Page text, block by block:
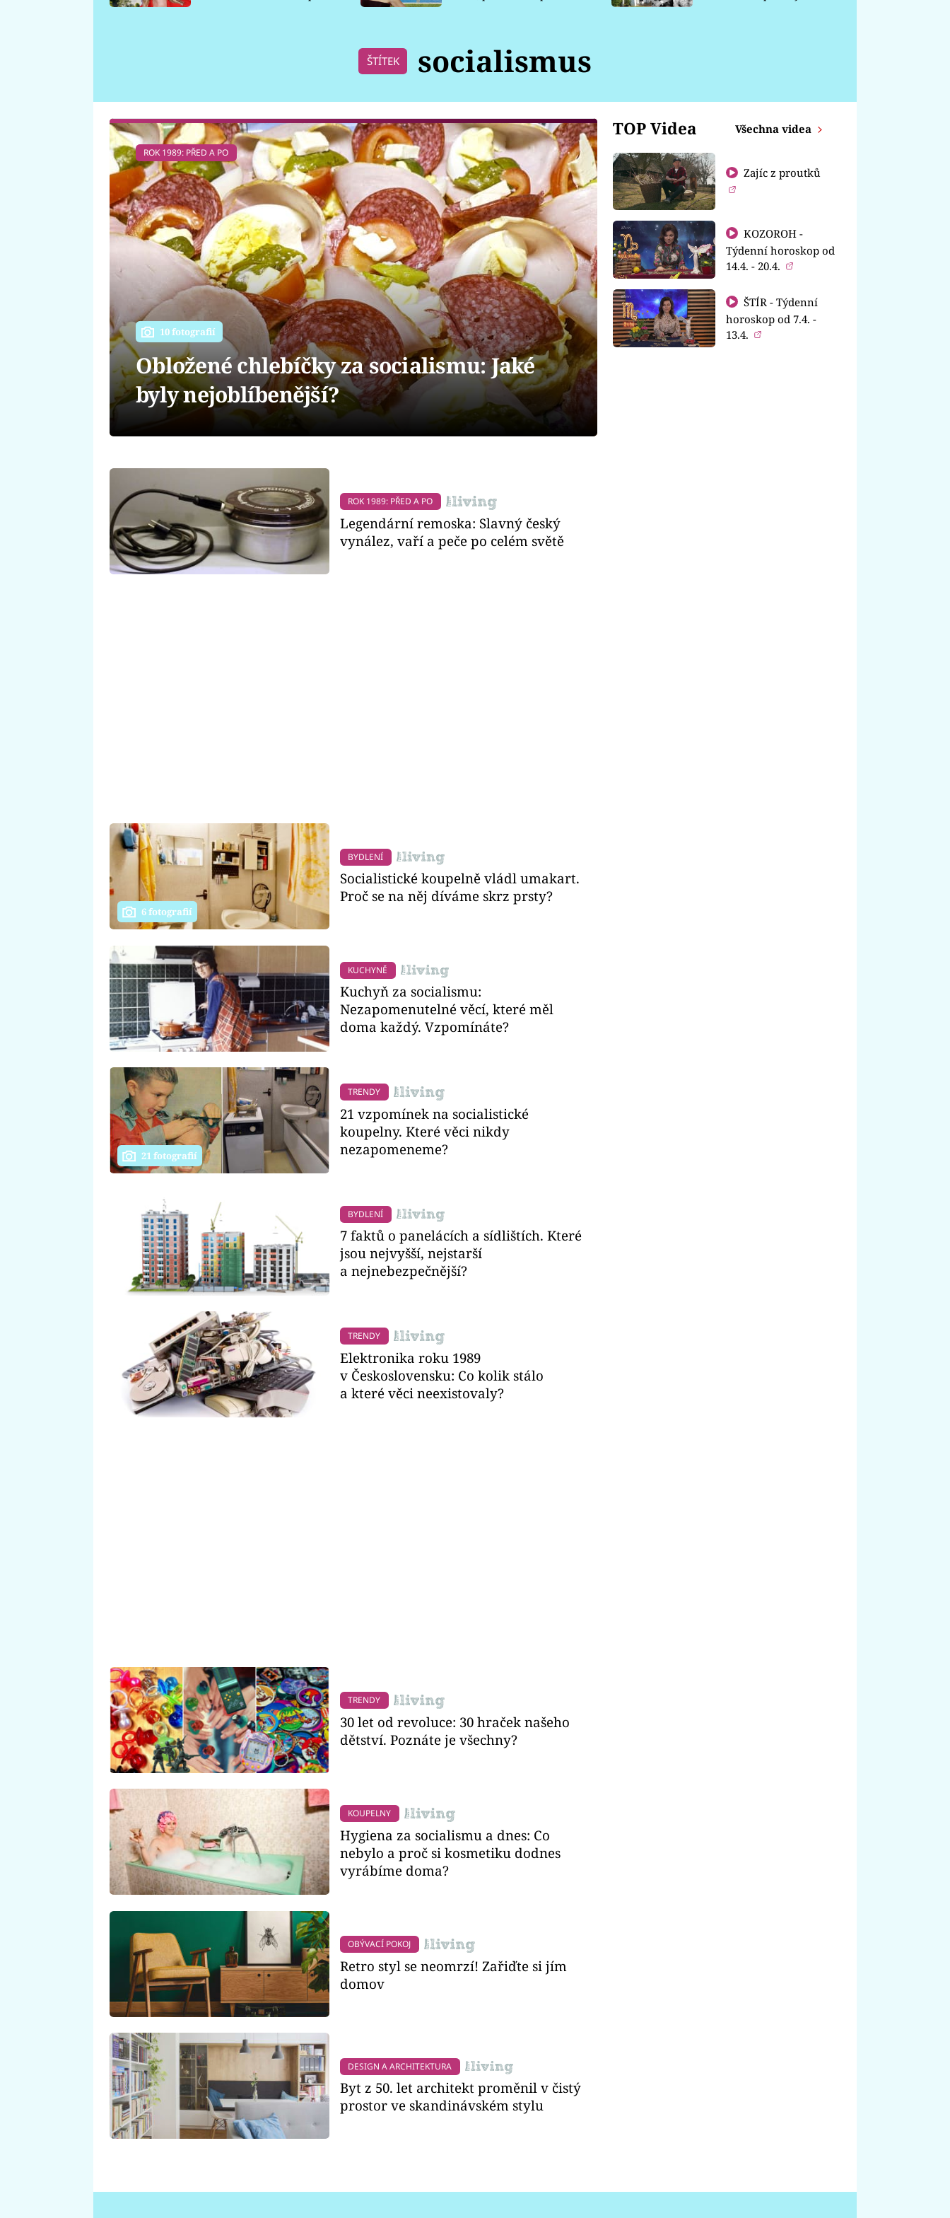
ŠTÍTEK socialismus
TOP Videa Všechna videa
Zajíc z proutků
KOZOROH -
Týdenní horoskop od
14.4. - 20.4.
ŠTÍR - Týdenní
horoskop od 7.4. -
13.4.
ROK 1989: PŘED A PO
10 fotografií
Obložené chlebíčky za socialismu: Jaké
byly nejoblíbenější?
ROK 1989: PŘED A PO
Legendární remoska: Slavný český
vynález, vaří a peče po celém světě
6 fotografií
BYDLENÍ
Socialistické koupelně vládl umakart.
Proč se na něj díváme skrz prsty?
KUCHYNĚ
Kuchyň za socialismu:
Nezapomenutelné věcí, které měl
doma každý. Vzpomínáte?
21 fotografií
TRENDY
21 vzpomínek na socialistické
koupelny. Které věci nikdy
nezapomeneme?
BYDLENÍ
7 faktů o panelácích a sídlištích. Které
jsou nejvyšší, nejstarší
a nejnebezpečnější?
TRENDY
Elektronika roku 1989
v Československu: Co kolik stálo
a které věci neexistovaly?
TRENDY
30 let od revoluce: 30 hraček našeho
dětství. Poznáte je všechny?
KOUPELNY
Hygiena za socialismu a dnes: Co
nebylo a proč si kosmetiku dodnes
vyrábíme doma?
OBÝVACÍ POKOJ
Retro styl se neomrzí! Zařiďte si jím
domov
DESIGN A ARCHITEKTURA
Byt z 50. let architekt proměnil v čistý
prostor ve skandinávském stylu